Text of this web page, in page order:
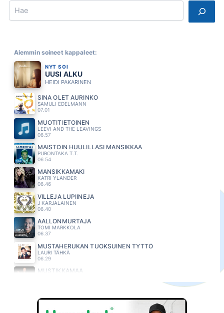
Search
Aiemmin soineet kappaleet:
NYT SOI
UUSI ALKU
HEIDI PAKARINEN
SINÄ OLET AURINKO
SAMULI EDELMANN
07.01
MUOTITIETOINEN
LEEVI AND THE LEAVINGS
06.57
MAISTOIN HUULILLASI MANSIKKAA
PURONTAKA T.T.
06.54
MANSIKKAMÄKI
KATRI YLANDER
06.46
VILLEJA LUPIINEJA
J KARJALAINEN
06.40
AALLONMURTAJA
TOMI MARKKOLA
06.37
MUSTAHERUKAN TUOKSUINEN TYTTÖ
LAURI TÄHKÄ
06.29
MUSTIKKAMAA
RIKI SORSA